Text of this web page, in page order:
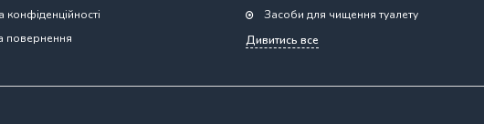
конфіденційності
повернення
Засоби для чищення туалету
Дивитись все